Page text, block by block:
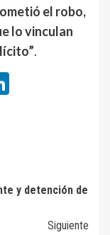
el robo,
lo vinculan
.
y detención de
Siguiente